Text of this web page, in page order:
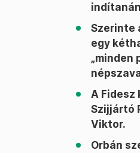
Szerinte
egy
„minden
A
Szijjártó
Viktor.
Orbán